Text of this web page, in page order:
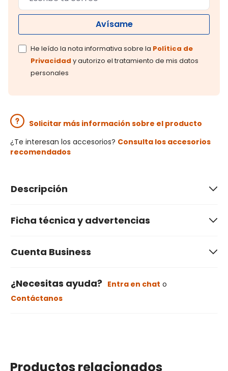
Avísame
He leído la nota informativa sobre la Política de
Privacidad y autorizo el tratamiento de mis datos
personales
Solicitar más información sobre el producto
¿Te interesan los accesorios? Consulta los accesorios
recomendados
Descripción
Ficha técnica y advertencias
Cuenta Business
¿Necesitas ayuda? Entra en chat o
Contáctanos
Productos relacionados